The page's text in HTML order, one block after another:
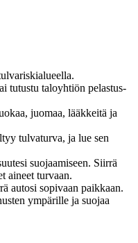
tutustu taloyhtiön pelastus-
juomaa, lääkkeitä ja
tulvaturva, ja lue sen
suojaamiseen. Siirrä
aineet turvaan.
autosi sopivaan paikkaan.
ympärille ja suojaa